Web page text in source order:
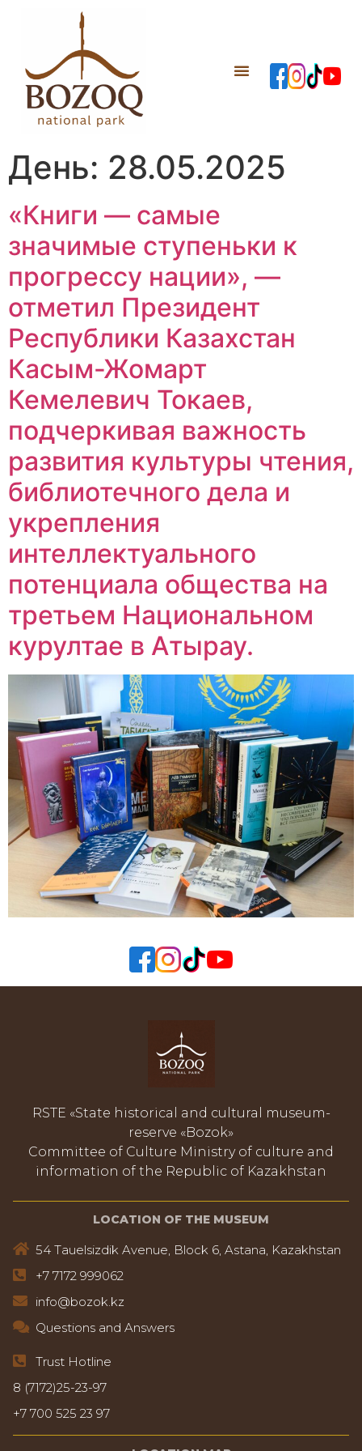
День: 28.05.2025
«Книги — самые
значимые ступеньки к
прогрессу нации», —
отметил Президент
Республики Казахстан
Касым-Жомарт
Кемелевич Токаев,
подчеркивая важность
развития культуры чтения,
библиотечного дела и
укрепления
интеллектуального
потенциала общества на
третьем Национальном
курултае в Атырау.
RSTE «State historical and cultural museum-
reserve «Bozok»
Committee of Culture Ministry of culture and
information of the Republic of Kazakhstan
LOCATION OF THE MUSEUM
54 Tauelsizdik Avenue, Block 6, Astana, Kazakhstan
+7 7172 999062
info@bozok.kz
Questions and Answers
Trust Hotline
8 (7172)25-23-97
+7 700 525 23 97